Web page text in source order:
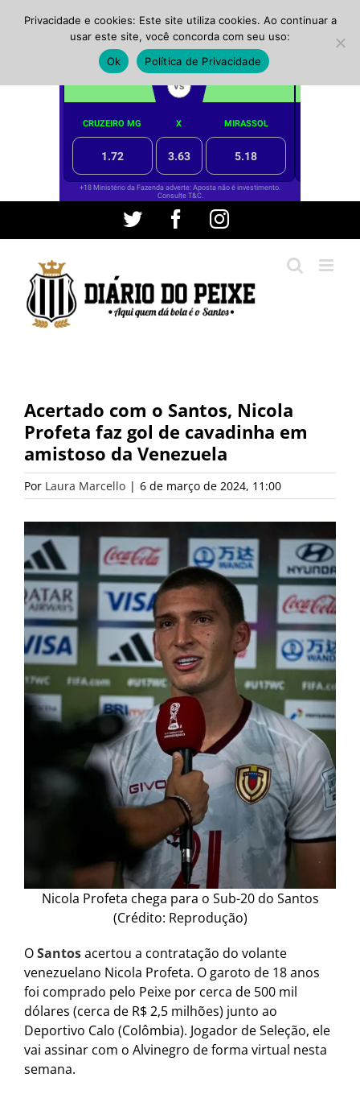
conteúdo
Twitter FacebookInstagram
Acertado com o Santos, Nicola
Profeta faz gol de cavadinha em
amistoso da Venezuela
Por Laura Marcello | 6 de março de 2024, 11:00
Nicola Profeta chega para o Sub-20 do Santos
(Crédito: Reprodução)
OSantosacertou a contratação do volante
venezuelano Nicola Profeta. O garoto de 18 anos
foi comprado pelo Peixe por cerca de 500 mil
dólares (cerca de R$ 2,5 milhões) junto ao
Deportivo Calo (Colômbia). Jogador de Seleção, ele
vai assinar com o Alvinegro de forma virtual nesta
semana.
Privacidade e cookies: Este site utiliza cookies. Ao continuar a
usar este site, você concorda com seu uso:
Ok
Política de Privacidade